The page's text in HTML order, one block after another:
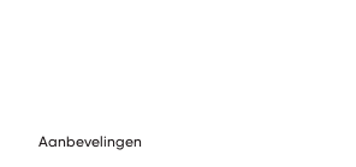
Aanbevelingen